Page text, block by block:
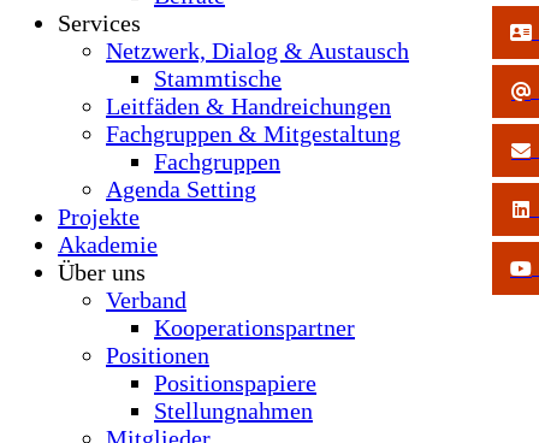
Services
Netzwerk, Dialog & Austausch
Stammtische
Leitfäden & Handreichungen
Fachgruppen & Mitgestaltung
Fachgruppen
Agenda Setting
Projekte
Akademie
Über uns
Verband
Kooperationspartner
Positionen
Positionspapiere
Stellungnahmen